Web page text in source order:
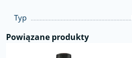
Typ
Powiązane produkty